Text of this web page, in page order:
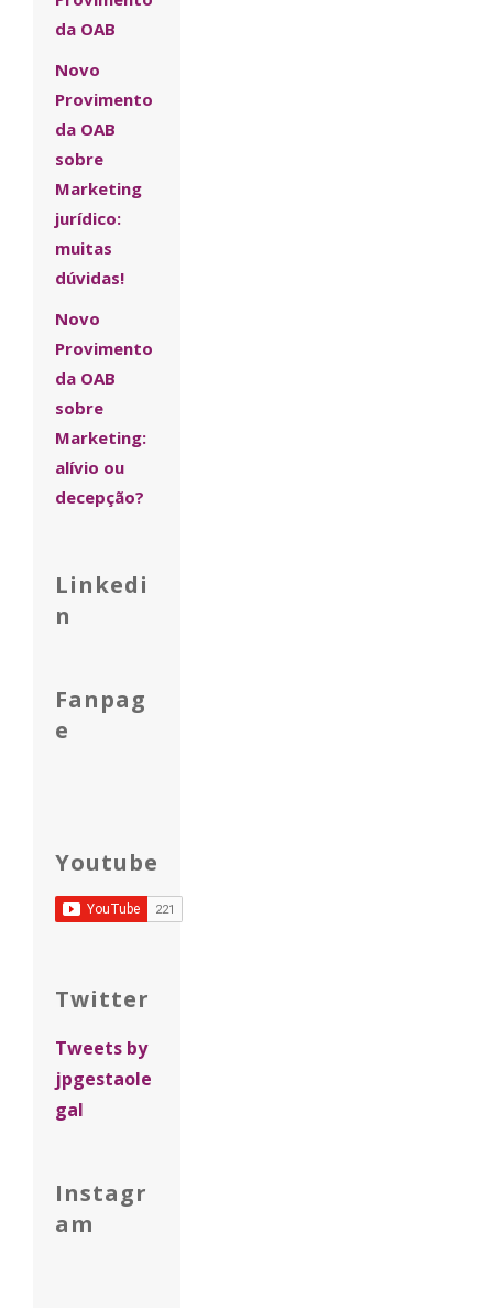
da OAB
Novo
Provimento
da OAB
sobre
Marketing
jurídico:
muitas
dúvidas!
Novo
Provimento
da OAB
sobre
Marketing:
alívio ou
decepção?
Linkedi
n
Fanpag
e
Youtube
Twitter
Tweets by
jpgestaole
gal
Instagr
am